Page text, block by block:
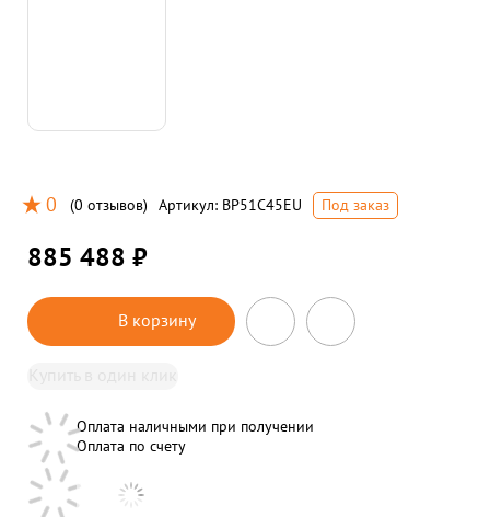
0 (0 отзывов) Артикул: BP51C45EU Под заказ
885 488 ₽
В корзину
Оплата наличными при получении
Оплата по счету